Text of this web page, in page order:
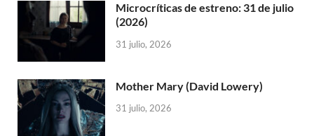
Microcríticas de estreno: 31 de julio
(2026)
31 julio, 2026
Mother Mary (David Lowery)
31 julio, 2026